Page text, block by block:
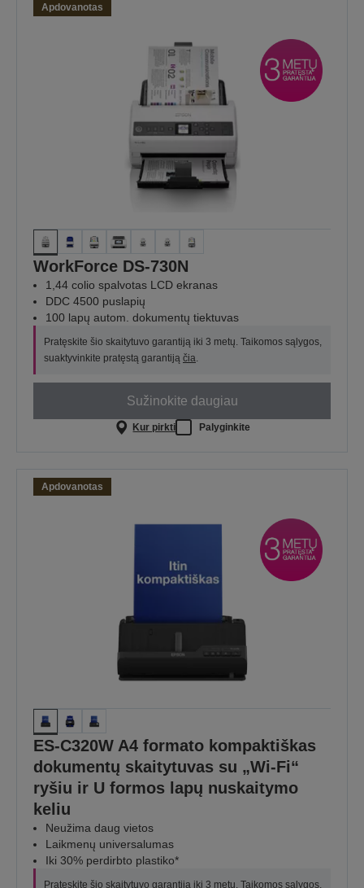
Apdovanotas
WorkForce DS-730N
1,44 colio spalvotas LCD ekranas
DDC 4500 puslapių
100 lapų autom. dokumentų tiektuvas
Pratęskite šio skaitytuvo garantiją iki 3 metų. Taikomos sąlygos,
suaktyvinkite pratęstą garantiją čia.
Sužinokite daugiau
Kur pirkti Palyginkite
Apdovanotas
ES-C320W A4 formato kompaktiškas
dokumentų skaitytuvas su „Wi-Fi“
ryšiu ir U formos lapų nuskaitymo
keliu
Neužima daug vietos
Laikmenų universalumas
Iki 30% perdirbto plastiko*
Pratęskite šio skaitytuvo garantiją iki 3 metų. Taikomos sąlygos,